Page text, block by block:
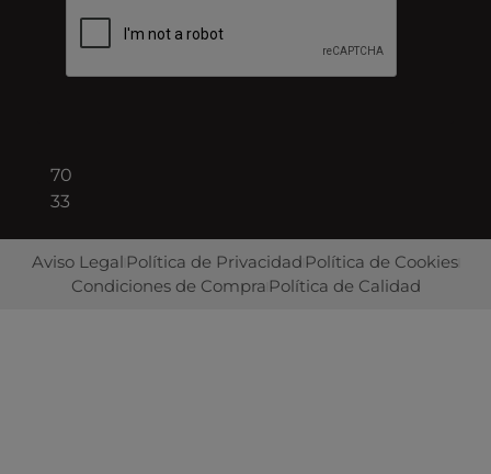
08940
Barcelona
70
33
Aviso Legal Política de Privacidad Política de Cookies
Condiciones de Compra Política de Calidad